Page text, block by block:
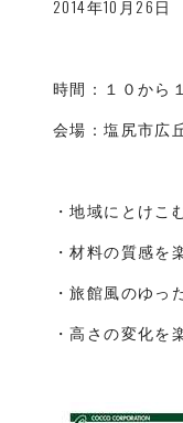
2014年10月26
時間：１０から
会場：塩尻市広
・地域にとけこ
・材料の質感を
・旅館風のゆっ
・高さの変化を